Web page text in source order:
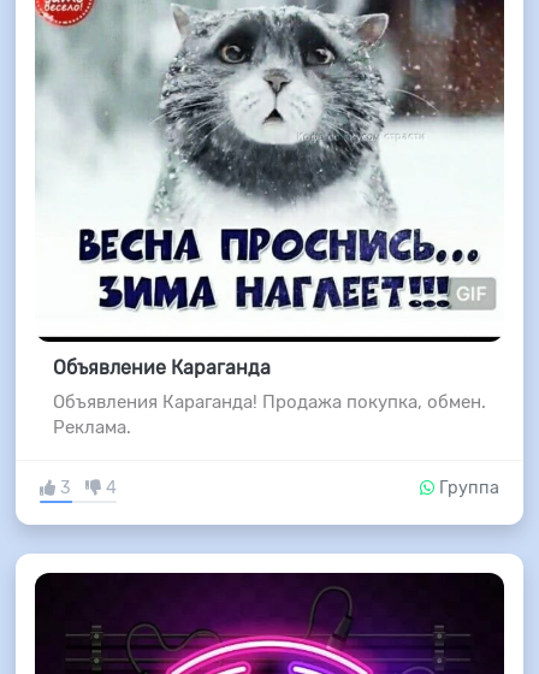
Объявление Караганда
Объявления Караганда! Продажа покупка, обмен.
Реклама.
3 4 Группа